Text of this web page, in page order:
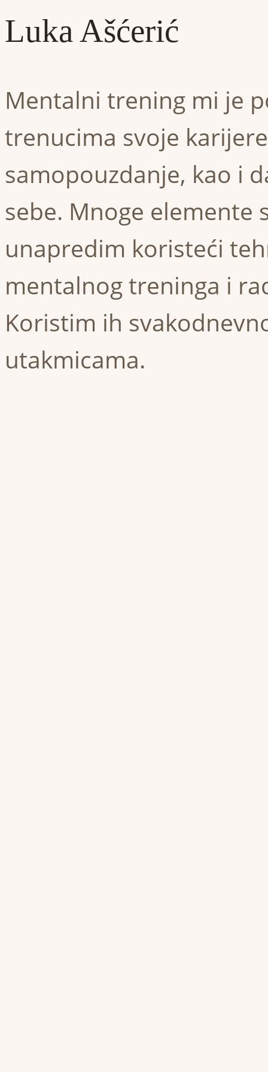
Luka Ašćerić
Mentalni trening mi je
trenucima svoje
samopouzdanje, kao i
sebe. Mnoge elemente
unapredim koristeći
mentalnog treninga i
Koristim ih
utakmicama.